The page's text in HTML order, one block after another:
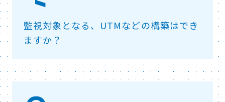
監視対象となる、UTMなどの構築はでき
ますか？